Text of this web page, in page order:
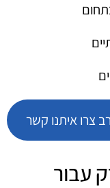
צרו איתנו קשר
רק עבור